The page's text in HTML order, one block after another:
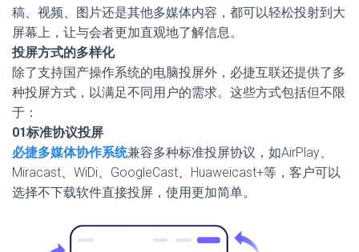
稿、视频、图片还是其他多媒体内容，都可以轻松投射到大
屏幕上，让与会者更加直观地了解信息。
投屏方式的多样化
除了支持国产操作系统的电脑投屏外，必捷互联还提供了多
种投屏方式，以满足不同用户的需求。这些方式包括但不限
于：
01标准协议投屏
必捷多媒体协作系统兼容多种标准投屏协议，如AirPlay、
Miracast、WiDi、GoogleCast、Huaweicast+等，客户可以
选择不下载软件直接投屏，使用更加简单。